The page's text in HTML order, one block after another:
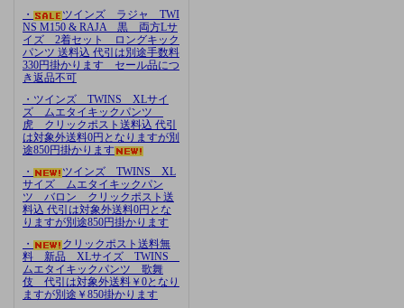
・
ツインズ ラジャ TWI
NS M150 & RAJA 黒 両方Lサ
イズ 2着セット ロングキック
パンツ 送料込 代引は別途手数料
330円掛かります セール品につ
き返品不可
・ツインズ TWINS XLサイ
ズ ムエタイキックパンツ
虎 クリックポスト送料込 代引
は対象外送料0円となりますが別
途850円掛かります
・
ツインズ TWINS XL
サイズ ムエタイキックパン
ツ バロン クリックポスト送
料込 代引は対象外送料0円とな
りますが別途850円掛かります
・
クリックポスト送料無
料 新品 XLサイズ TWINS
ムエタイキックパンツ 歌舞
伎 代引は対象外送料￥0となり
ますが別途￥850掛かります